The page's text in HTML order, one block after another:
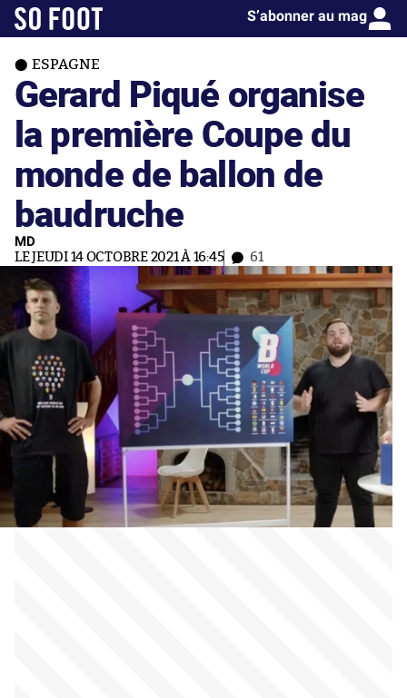
S’abonner au mag
ESPAGNE
Gerard Piqué organise
la première Coupe du
monde de ballon de
baudruche
MD
LE JEUDI 14 OCTOBRE 2021 À 16:45 61